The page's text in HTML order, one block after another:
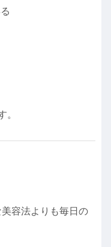
。
容法よりも毎日の